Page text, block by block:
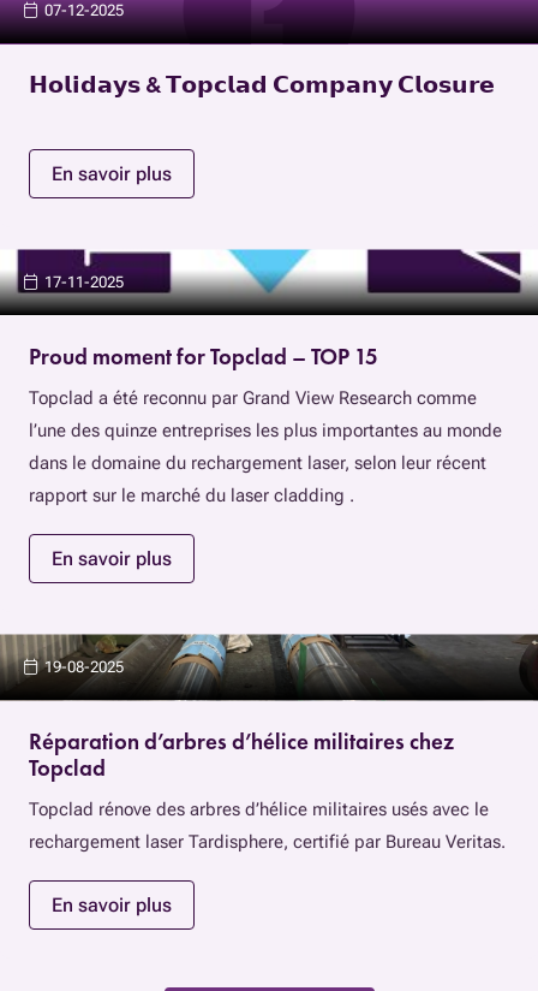
07-12-2025
𝗛𝗼𝗹𝗶𝗱𝗮𝘆𝘀 & 𝗧𝗼𝗽𝗰𝗹𝗮𝗱 𝗖𝗼𝗺𝗽𝗮𝗻𝘆 𝗖𝗹𝗼𝘀𝘂𝗿𝗲
En savoir plus
17-11-2025
Proud moment for Topclad – TOP 15
Topclad a été reconnu par Grand View Research comme
l’une des quinze entreprises les plus importantes au monde
dans le domaine du rechargement laser, selon leur récent
rapport sur le marché du laser cladding .
En savoir plus
19-08-2025
Réparation d’arbres d’hélice militaires chez
Topclad
Topclad rénove des arbres d’hélice militaires usés avec le
rechargement laser Tardisphere, certifié par Bureau Veritas.
En savoir plus